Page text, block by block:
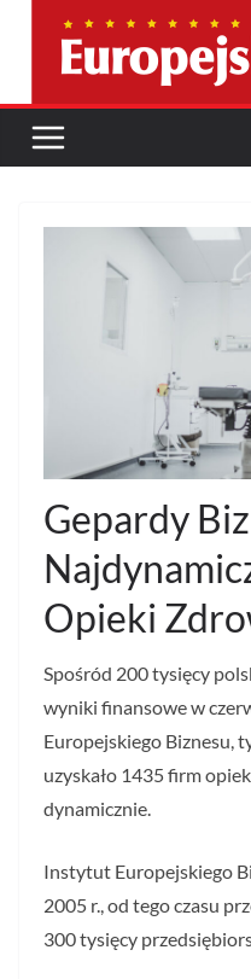
Gepardy
Opieki
Spośród 200 tysięcy
wyniki finansowe w
Europejskiego Biznesu,
uzyskało 1435 firm
dynamicznie.
Instytut Europejskiego
2005 r., od tego czasu
300 tysięcy